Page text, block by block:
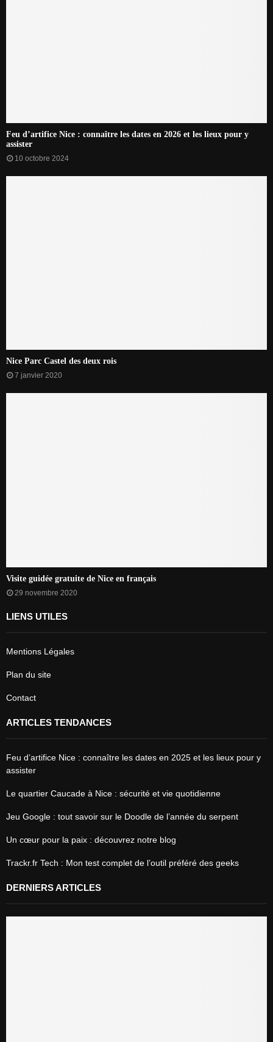
Feu d’artifice Nice : connaître les dates en 2026 et les lieux pour y
assister
10 octobre 2024
Nice Parc Castel des deux rois
7 janvier 2020
Visite guidée gratuite de Nice en français
29 novembre 2020
LIENS UTILES
Mentions Légales
Plan du site
Contact
ARTICLES TENDANCES
Feu d’artifice Nice : connaître les dates en 2025 et les lieux pour y
assister
Le quartier Caucade à Nice : sécurité et vie quotidienne
Jeu Google : tout savoir sur le Doodle de l’année du serpent
Un cœur pour la paix : découvrez notre blog
Trackr.fr Tech : Mon test complet de l’outil préféré des geeks
DERNIERS ARTICLES